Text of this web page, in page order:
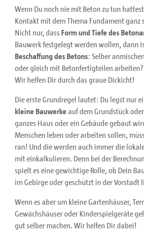
Wenn Du noch nie mit Beton zu tun
Kontakt mit dem Thema Fundament ganz
Nicht nur, dass Form und Tiefe des
Bauwerk festgelegt werden wollen, dann
Beschaffung des Betons: Selber
oder gleich mit Betonfertigteilen arbeiten?
Wir helfen Dir durch das graue Dickicht!
Die erste Grundregel lautet: Du legst nur
kleine Bauwerke auf dem Grundstück
ganzes Haus oder ein Gebäude gebaut
Menschen leben oder arbeiten sollen,
ran! Und die werden auch immer die
mit einkalkulieren. Denn bei der
spielt es eine gewichtige Rolle, ob Dein
im Gebirge oder geschützt in der Vorstadt
Wenn es aber um kleine Gartenhäuser,
Gewächshäuser oder Kinderspielgeräte
gut selber machen. Wir helfen Dir dabei!